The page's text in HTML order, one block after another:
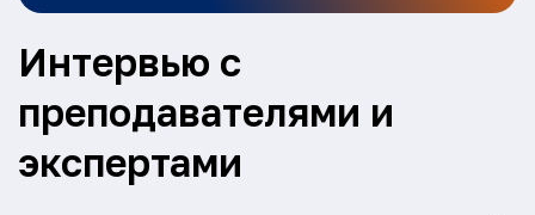
Интервью с
преподавателями и
экспертами